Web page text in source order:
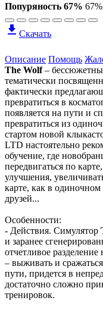
Попуряность 67% 67%
Скачать
Описание Помощь
The Wolf–
тематически
фактически
превратиться в
появляется на пути и
превратиться из
стартом новой
LTD настоятельно
обучение, где
передвигаться по
улучшения,
карте, как в
друзей...
Особенности:
- Действия. Симулятор
и заранее
отчетливое
– выживать и
пути, придется в
достаточно сложно
тренировок.